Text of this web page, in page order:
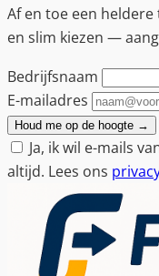
Af en toe een
en slim kiezen —
Bedrijfsnaam
E-mailadres
Houd me op de hoogte →
Ja, ik wil e-mails
altijd. Lees ons